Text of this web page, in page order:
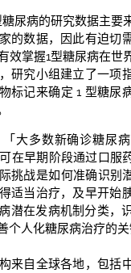
尿病的研究数据主要
的数据，因此有迫切
效掌握1型糖尿病在世
研究小组建立了一项
标记来确定 1 型糖尿
大多数新确诊糖尿
在早期阶段通过口服
挑战是如何准确识别
适当治疗，及早开始
潜在发病机制分类，
个人化糖尿病治疗的关
来自全球各地，包括